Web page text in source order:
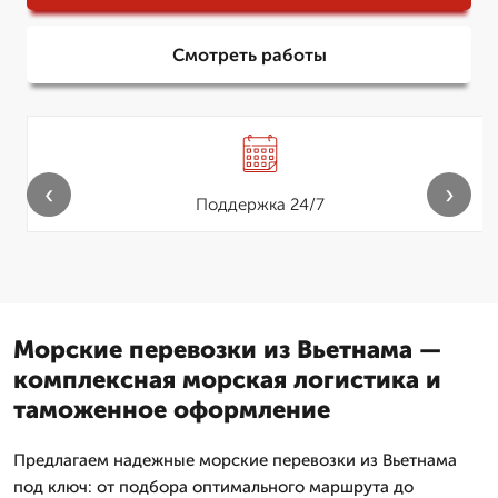
Смотреть работы
Поддержка 24/7
‹ ›
Морские перевозки из Вьетнама —
комплексная морская логистика и
таможенное оформление
Предлагаем надежные морские перевозки из Вьетнама
под ключ: от подбора оптимального маршрута до